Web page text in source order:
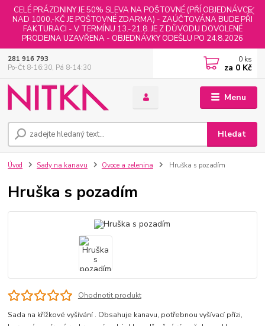
CELÉ PRÁZDNINY JE 50% SLEVA NA POŠTOVNÉ (PŘÍ OBJEDNÁVCE
NAD 1000,-KČ JE POŠTOVNÉ ZDARMA) - ZAÚČTOVÁNA BUDE PŘI
FAKTURACI - V TERMÍNU 13.-21.8. JE Z DŮVODU DOVOLENÉ
PRODEJNA UZAVŘENA - OBJEDNÁVKY ODEŠLU PO 24.8.2026
Menu
Hledat
281 916 793
Po-Čt 8-16:30, Pá 8-14:30
0 ks
za 0 Kč
Úvod Sady na kanavu Ovoce a zelenina Hruška s pozadím
Hruška s pozadím
Ohodnotit produkt
Sada na křížkové vyšívání . Obsahuje kanavu, potřebnou vyšívací přízi,